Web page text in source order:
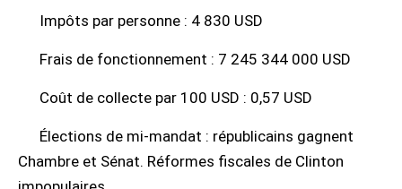
Impôts par personne : 4 830 USD
Frais de fonctionnement : 7 245 344 000 USD
Coût de collecte par 100 USD : 0,57 USD
Élections de mi-mandat : républicains gagnent
Chambre et Sénat. Réformes fiscales de Clinton